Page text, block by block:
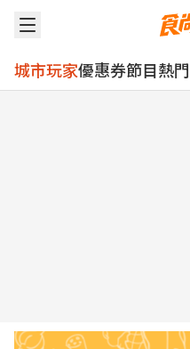
城市玩家優惠券節目熱門